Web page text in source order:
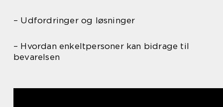
– Udfordringer og løsninger
– Hvordan enkeltpersoner kan bidrage til
bevarelsen